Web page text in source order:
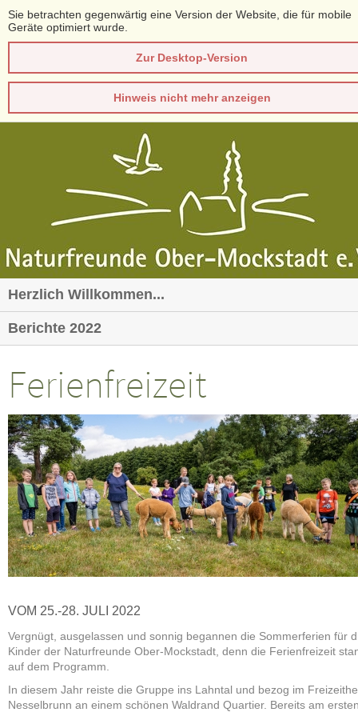
Sie betrachten gegenwärtig eine Version der Website, die für mobile
Geräte optimiert wurde.
Zur Desktop-Version
Hinweis nicht mehr anzeigen
Herzlich Willkommen...
Berichte 2022
Ferienfreizeit
VOM 25.-28. JULI 2022
Vergnügt, ausgelassen und sonnig begannen die Sommerferien für
Kinder der Naturfreunde Ober-Mockstadt, denn die Ferienfreizeit
auf dem Programm.
In diesem Jahr reiste die Gruppe ins Lahntal und bezog im
Nesselbrunn an einem schönen Waldrand Quartier. Bereits am